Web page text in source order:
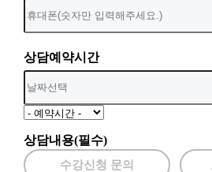
상담예약시간
상담내용(필수)
수강신청 문의